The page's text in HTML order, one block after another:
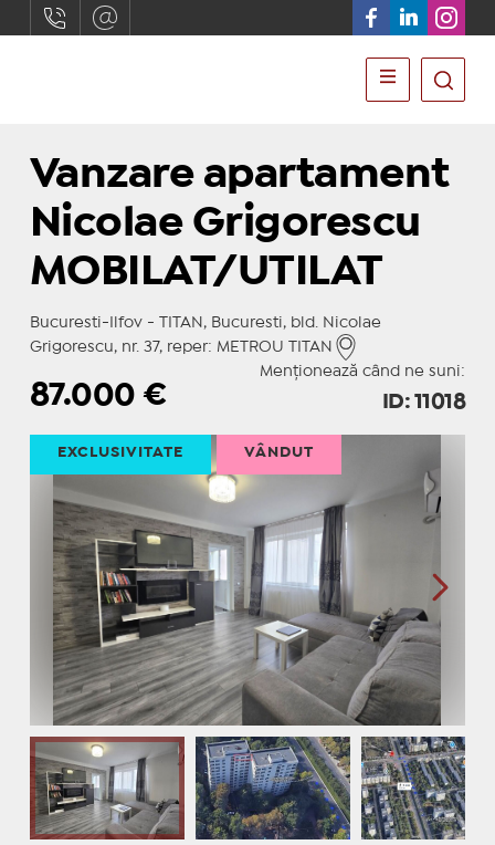
Vanzare apartament
Nicolae Grigorescu
MOBILAT/UTILAT
Bucuresti-Ilfov - TITAN, Bucuresti, bld. Nicolae
Grigorescu, nr. 37, reper: METROU TITAN
Menționează când ne suni:
87.000€ ID: 11018
EXCLUSIVITATE VÂNDUT